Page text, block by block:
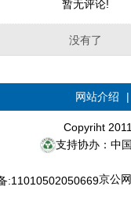
暂无评论!
没有了
网站介绍
Copyriht
支持协办：中
京公